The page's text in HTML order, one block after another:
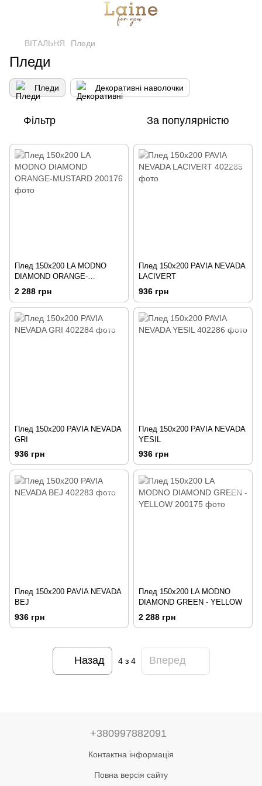
ВІТАЛЬНЯ Пледи
Пледи
Пледи Декоративні наволочки
Фільтр За популярністю
Плед 150х200 LA MODNO
DIAMOND ORANGE-
MUSTARD
2 288 грн
Плед 150х200 PAVIA NEVADA
LACIVERT
936 грн
Плед 150х200 PAVIA NEVADA
GRI
936 грн
Плед 150х200 PAVIA NEVADA
YESIL
936 грн
Плед 150х200 PAVIA NEVADA
BEJ
936 грн
Плед 150х200 LA MODNO
DIAMOND GREEN - YELLOW
2 288 грн
Назад 4з 4 Вперед
+380997882091
Контактна інформація
Повна версія сайту